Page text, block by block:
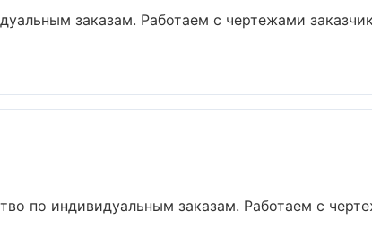
заказам. Работаем с чертежами
по индивидуальным заказам. Работаем с